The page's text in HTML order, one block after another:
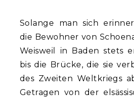
Solange man sich
die Bewohner von
Weisweil in Baden stets
bis die Brücke, die sie
des Zweiten Weltkriegs
Getragen von der